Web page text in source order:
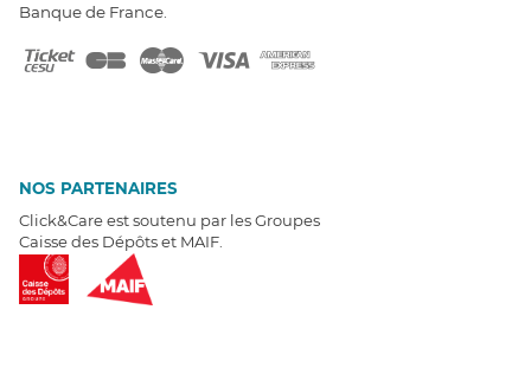
Banque de France.
NOS PARTENAIRES
Click&Care est soutenu par les Groupes
Caisse des Dépôts et MAIF.